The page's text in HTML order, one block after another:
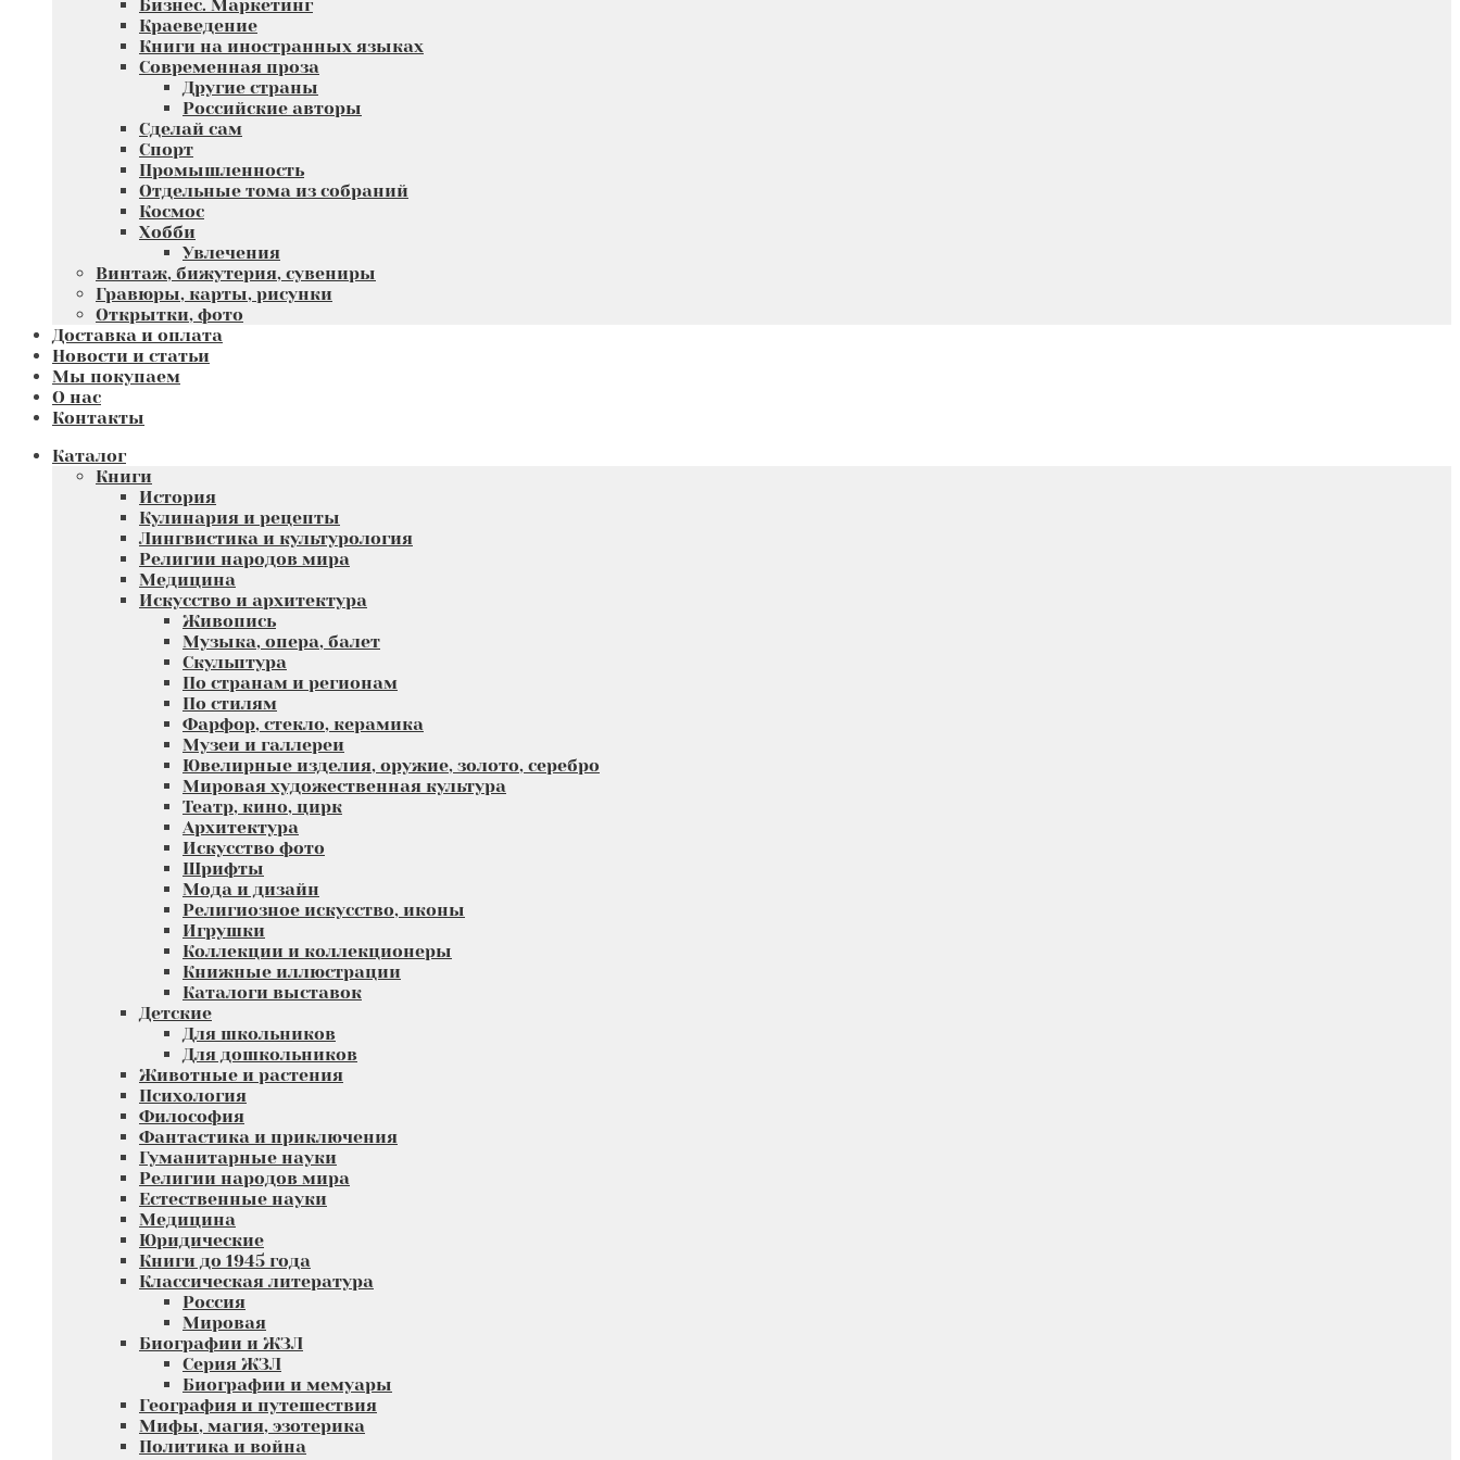
Бизнес. Маркетинг
Краеведение
Книги на иностранных языках
Современная проза
Другие страны
Российские авторы
Сделай сам
Спорт
Промышленность
Отдельные тома из собраний
Космос
Хобби
Увлечения
Винтаж, бижутерия, сувениры
Гравюры, карты, рисунки
Открытки, фото
Доставка и оплата
Новости и статьи
Мы покупаем
О нас
Контакты
Каталог
Книги
История
Кулинария и рецепты
Лингвистика и культурология
Религии народов мира
Медицина
Искусство и архитектура
Живопись
Музыка, опера, балет
Скульптура
По странам и регионам
По стилям
Фарфор, стекло, керамика
Музеи и галлереи
Ювелирные изделия, оружие, золото, серебро
Мировая художественная культура
Театр, кино, цирк
Архитектура
Искусство фото
Шрифты
Мода и дизайн
Религиозное искусство, иконы
Игрушки
Коллекции и коллекционеры
Книжные иллюстрации
Каталоги выставок
Детские
Для школьников
Для дошкольников
Животные и растения
Психология
Философия
Фантастика и приключения
Гуманитарные науки
Религии народов мира
Естественные науки
Медицина
Юридические
Книги до 1945 года
Классическая литература
Россия
Мировая
Биографии и ЖЗЛ
Серия ЖЗЛ
Биографии и мемуары
География и путешествия
Мифы, магия, эзотерика
Политика и война